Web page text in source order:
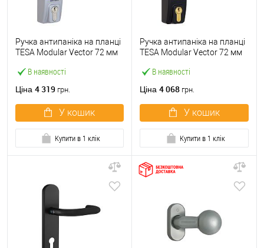
В наявності
Ручка антипаніка на планці
TESA Modular Vector 72 мм
Ціна 4 319 грн.
У кошик
Купити в 1 клік
В наявності
Ручка антипаніка на планці
TESA Modular Vector 72 мм
Ціна 4 068 грн.
У кошик
Купити в 1 клік